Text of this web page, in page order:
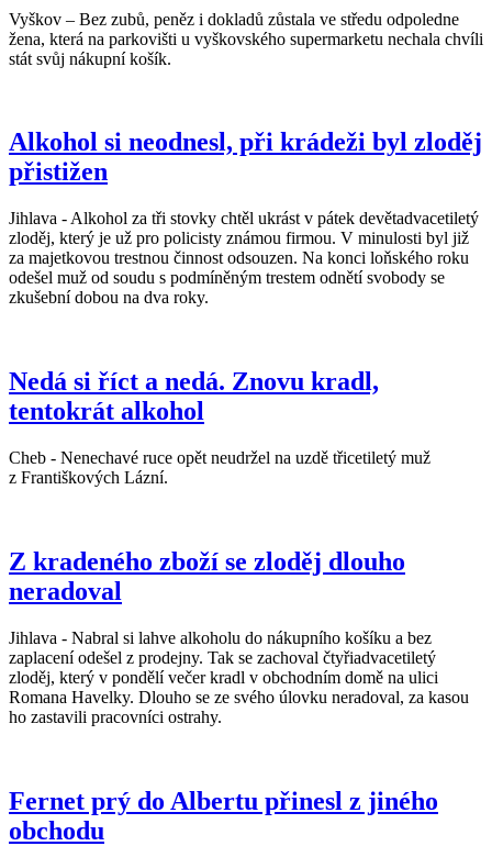
Vyškov – Bez zubů, peněz i dokladů zůstala ve středu odpoledne
žena, která na parkovišti u vyškovského supermarketu nechala chvíli
stát svůj nákupní košík.
Alkohol si neodnesl, při krádeži byl zloděj
přistižen
Jihlava - Alkohol za tři stovky chtěl ukrást v pátek devětadvacetiletý
zloděj, který je už pro policisty známou firmou. V minulosti byl již
za majetkovou trestnou činnost odsouzen. Na konci loňského roku
odešel muž od soudu s podmíněným trestem odnětí svobody se
zkušební dobou na dva roky.
Nedá si říct a nedá. Znovu kradl,
tentokrát alkohol
Cheb - Nenechavé ruce opět neudržel na uzdě třicetiletý muž
z Františkových Lázní.
Z kradeného zboží se zloděj dlouho
neradoval
Jihlava - Nabral si lahve alkoholu do nákupního košíku a bez
zaplacení odešel z prodejny. Tak se zachoval čtyřiadvacetiletý
zloděj, který v pondělí večer kradl v obchodním domě na ulici
Romana Havelky. Dlouho se ze svého úlovku neradoval, za kasou
ho zastavili pracovníci ostrahy.
Fernet prý do Albertu přinesl z jiného
obchodu